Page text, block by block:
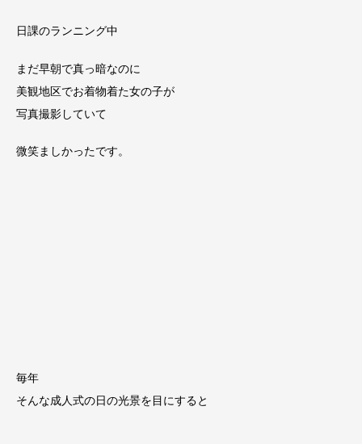
日課のランニング中
まだ早朝で真っ暗なのに
美観地区でお着物着た女の子が
写真撮影していて
微笑ましかったです。
毎年
そんな成人式の日の光景を目にすると